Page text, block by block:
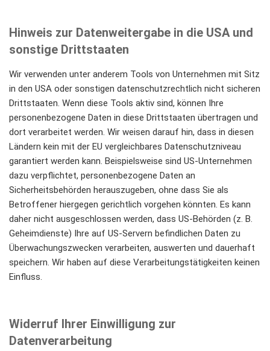
Hinweis zur Datenweitergabe in die USA und
sonstige Drittstaaten
Wir verwenden unter anderem Tools von Unternehmen mit Sitz
in den USA oder sonstigen datenschutzrechtlich nicht sicheren
Drittstaaten. Wenn diese Tools aktiv sind, können Ihre
personenbezogene Daten in diese Drittstaaten übertragen und
dort verarbeitet werden. Wir weisen darauf hin, dass in diesen
Ländern kein mit der EU vergleichbares Datenschutzniveau
garantiert werden kann. Beispielsweise sind US-Unternehmen
dazu verpflichtet, personenbezogene Daten an
Sicherheitsbehörden herauszugeben, ohne dass Sie als
Betroffener hiergegen gerichtlich vorgehen könnten. Es kann
daher nicht ausgeschlossen werden, dass US-Behörden (z. B.
Geheimdienste) Ihre auf US-Servern befindlichen Daten zu
Überwachungszwecken verarbeiten, auswerten und dauerhaft
speichern. Wir haben auf diese Verarbeitungstätigkeiten keinen
Einfluss.
Widerruf Ihrer Einwilligung zur
Datenverarbeitung